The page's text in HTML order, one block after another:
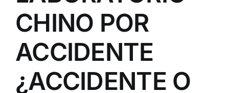
CHINO POR
ACCIDENTE
¿ACCIDENTE O